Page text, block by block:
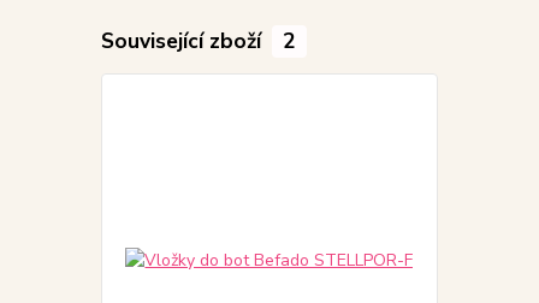
Související zboží 2